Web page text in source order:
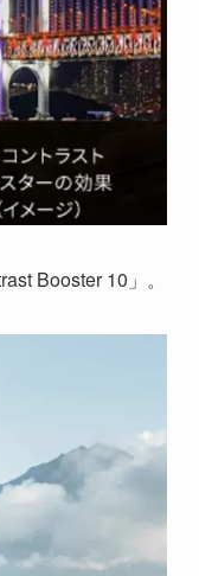
Booster 10」。